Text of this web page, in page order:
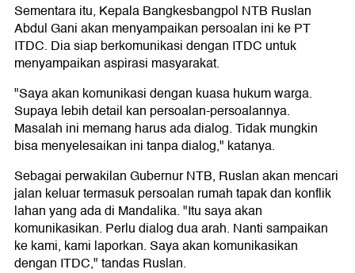
Sementara itu, Kepala Bangkesbangpol NTB Ruslan
Abdul Gani akan menyampaikan persoalan ini ke PT
ITDC. Dia siap berkomunikasi dengan ITDC untuk
menyampaikan aspirasi masyarakat.
"Saya akan komunikasi dengan kuasa hukum warga.
Supaya lebih detail kan persoalan-persoalannya.
Masalah ini memang harus ada dialog. Tidak mungkin
bisa menyelesaikan ini tanpa dialog," katanya.
Sebagai perwakilan Gubernur NTB, Ruslan akan mencari
jalan keluar termasuk persoalan rumah tapak dan konflik
lahan yang ada di Mandalika. "Itu saya akan
komunikasikan. Perlu dialog dua arah. Nanti sampaikan
ke kami, kami laporkan. Saya akan komunikasikan
dengan ITDC," tandas Ruslan.